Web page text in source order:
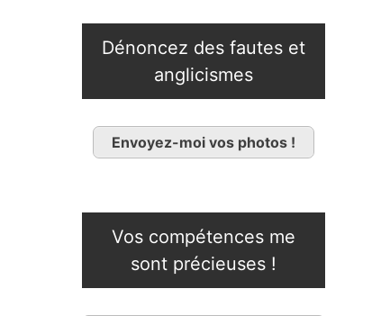
Dénoncez des fautes et
anglicismes
Envoyez-moi vos photos !
Vos compétences me
sont précieuses !